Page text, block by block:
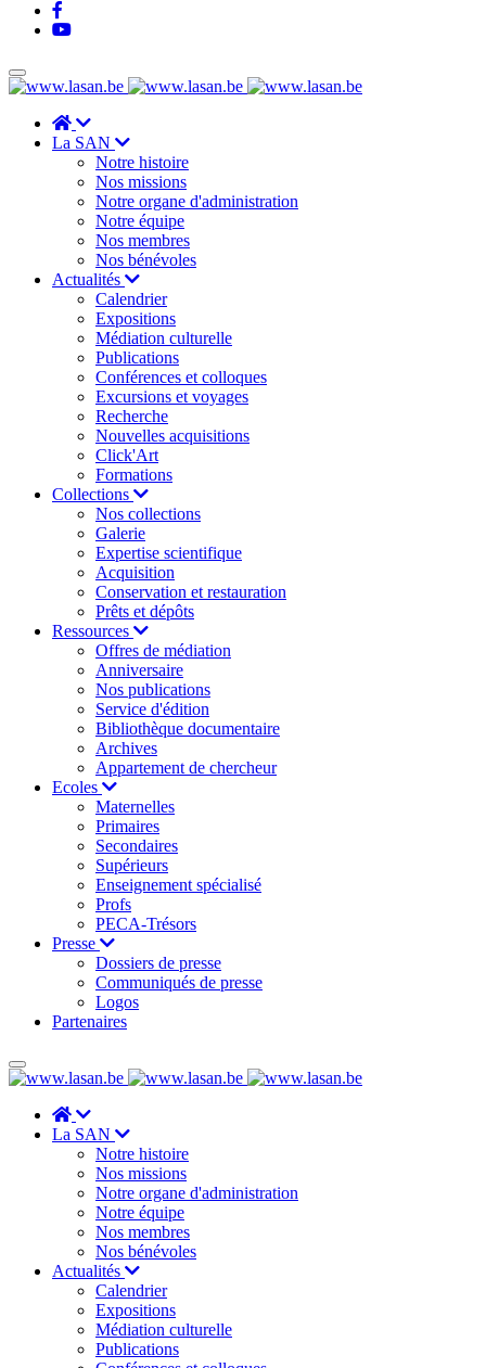
La SAN
Notre histoire
Nos missions
Notre organe d'administration
Notre équipe
Nos membres
Nos bénévoles
Actualités
Calendrier
Expositions
Médiation culturelle
Publications
Conférences et colloques
Excursions et voyages
Recherche
Nouvelles acquisitions
Click'Art
Formations
Collections
Nos collections
Galerie
Expertise scientifique
Acquisition
Conservation et restauration
Prêts et dépôts
Ressources
Offres de médiation
Anniversaire
Nos publications
Service d'édition
Bibliothèque documentaire
Archives
Appartement de chercheur
Ecoles
Maternelles
Primaires
Secondaires
Supérieurs
Enseignement spécialisé
Profs
PECA-Trésors
Presse
Dossiers de presse
Communiqués de presse
Logos
Partenaires
La SAN
Notre histoire
Nos missions
Notre organe d'administration
Notre équipe
Nos membres
Nos bénévoles
Actualités
Calendrier
Expositions
Médiation culturelle
Publications